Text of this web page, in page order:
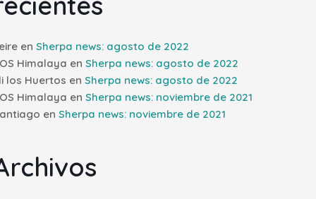
enSherpa news: agosto de 2022
Himalaya enSherpa news: agosto de 2022
los Huertos enSherpa news: agosto de 2022
Himalaya enSherpa news: noviembre de 2021
enSherpa news: noviembre de 2021